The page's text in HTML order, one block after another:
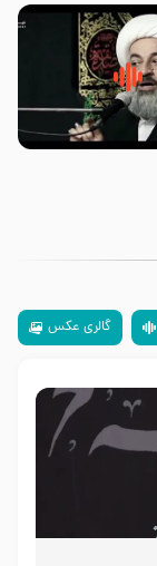
رزق زیاد و عمر
حجت السلام حسین
گالری عکس